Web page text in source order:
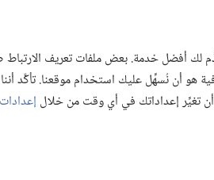
لك أفضل خدمة. بعض ملفات تعريف الارتباط
أن نُسهِّل عليك استخدام موقعنا. تأكَّد أننا
تغيِّر إعداداتك في أي وقت من خلال
© 2026 .Watch Tower Bible and Tract